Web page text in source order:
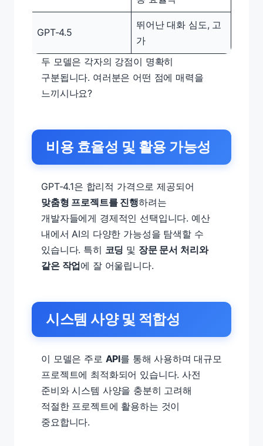
GPT-4.5
뛰어난 대화 심도, 고
가
두 모델은 각자의 강점이 명확히
구분됩니다. 여러분은 어떤 점에 매력을
느끼시나요?
비용 효율성 및 활용 가능성
GPT-4.1은 합리적 가격으로 제공되어
맞춤형 프로젝트를 진행하려는
개발자들에게 경제적인 선택입니다. 예산
내에서 AI의 다양한 가능성을 탐색할 수
있습니다. 특히 코딩 및 장문 문서 처리와
같은 작업에 잘 어울립니다.
시스템 사양 및 적합성
이 모델은 주로 API를 통해 사용하며 대규모
프로젝트에 최적화되어 있습니다. 사전
준비와 시스템 사양을 충분히 고려해
적절한 프로젝트에 활용하는 것이
중요합니다.